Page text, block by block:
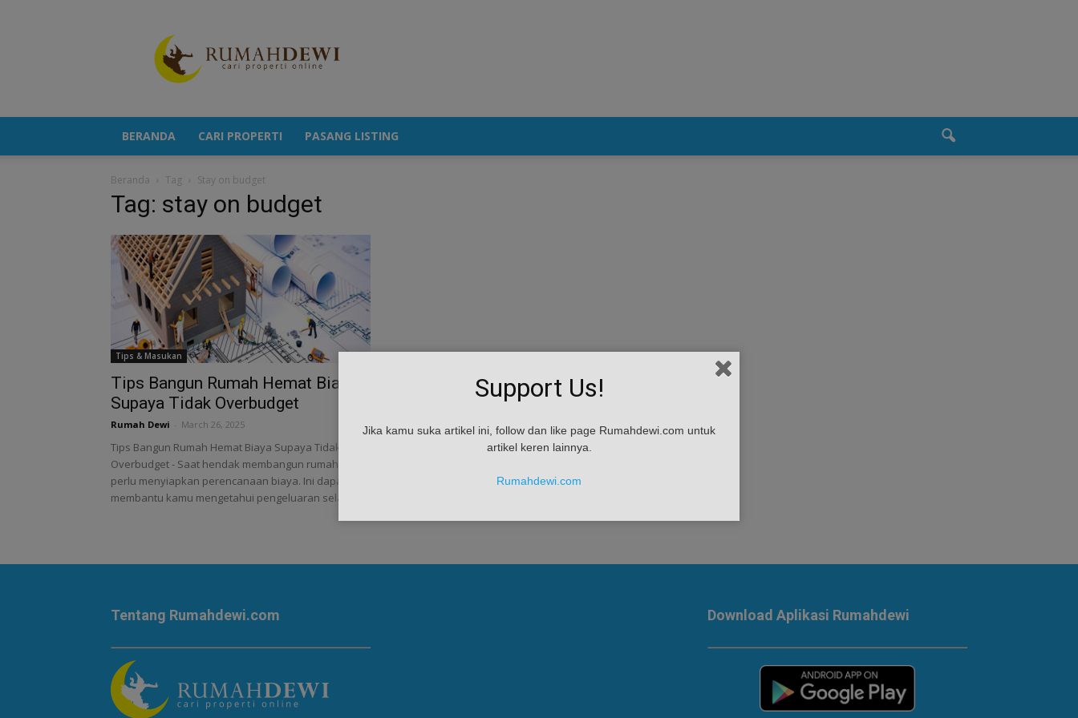
Berita
Properti
Terkini
BERANDA CARI PROPERTI PASANG LISTING
Beranda Tag Stay on budget
Tag: stay on budget
Tips & Masukan
Tips Bangun Rumah Hemat Biaya
Supaya Tidak Overbudget
Rumah Dewi March 26, 2025
Tips Bangun Rumah Hemat Biaya Supaya Tidak
Overbudget - Saat hendak membangun rumah kamu
perlu menyiapkan perencanaan biaya. Ini dapat
membantu kamu mengetahui pengeluaran selama...
Tentang Rumahdewi.com Download Aplikasi Rumahdewi
Support Us!
Jika kamu suka artikel ini, follow dan like page Rumahdewi.com untuk
artikel keren lainnya.
Rumahdewi.com